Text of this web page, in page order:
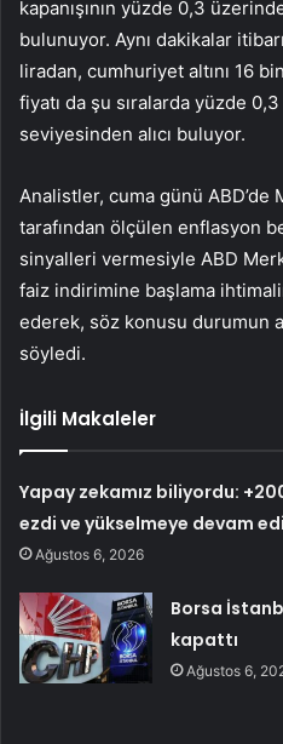
kapanışının yüzde 0,3
bulunuyor. Aynı dakikalar
liradan, cumhuriyet altını 16
fiyatı da şu sıralarda yüzde
seviyesinden alıcı buluyor.
Analistler, cuma günü
tarafından ölçülen enflasyon
sinyalleri vermesiyle ABD
faiz indirimine başlama
ederek, söz konusu durumun
söyledi.
İlgili Makaleler
Yapay zekamız biliyordu:
ezdi ve yükselmeye devam
Ağustos 6, 2026
Borsa
kapattı
Ağustos 6,